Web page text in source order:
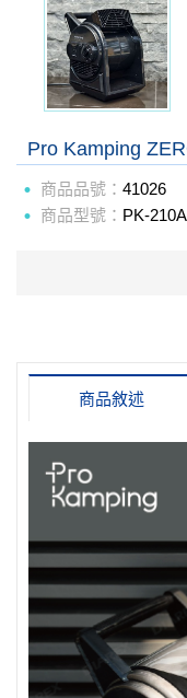
Pro Kamping
商品品號： 41026
商品型號： PK-210A
商品敘述